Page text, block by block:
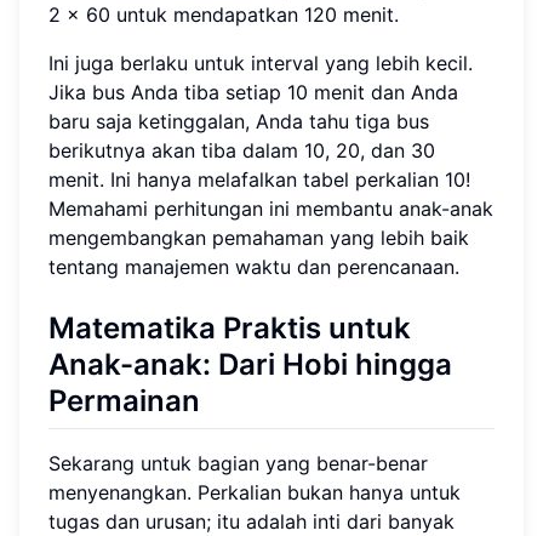
2 × 60 untuk mendapatkan 120 menit.
Ini juga berlaku untuk interval yang lebih kecil.
Jika bus Anda tiba setiap 10 menit dan Anda
baru saja ketinggalan, Anda tahu tiga bus
berikutnya akan tiba dalam 10, 20, dan 30
menit. Ini hanya melafalkan tabel perkalian 10!
Memahami perhitungan ini membantu anak-anak
mengembangkan pemahaman yang lebih baik
tentang manajemen waktu dan perencanaan.
Matematika Praktis untuk
Anak-anak: Dari Hobi hingga
Permainan
Sekarang untuk bagian yang benar-benar
menyenangkan. Perkalian bukan hanya untuk
tugas dan urusan; itu adalah inti dari banyak